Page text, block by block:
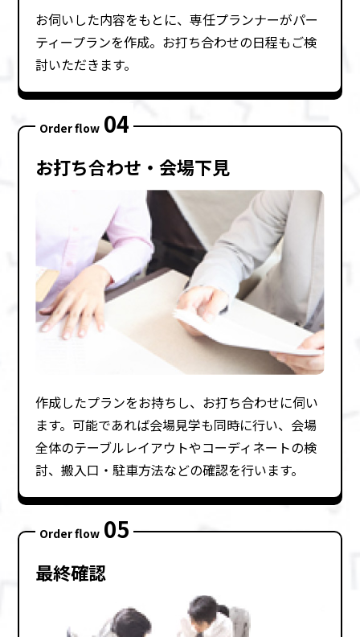
お伺いした内容をもとに、専任プランナーがパー
ティープランを作成。お打ち合わせの⽇程もご検
討いただきます。
Order flow 04
お打ち合わせ・会場下⾒
作成したプランをお持ちし、お打ち合わせに伺い
ます。可能であれば会場⾒学も同時に⾏い、会場
全体のテーブルレイアウトやコーディネートの検
討、搬⼊⼝・駐⾞⽅法などの確認を⾏います。
Order flow 05
最終確認